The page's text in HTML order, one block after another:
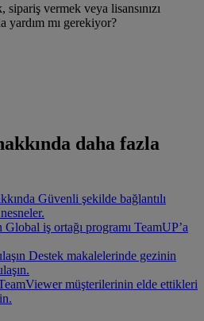
vermek veya lisansınızı
yardım mı gerekiyor?
daha fazla
Güvenli şekilde bağlantılı
Global iş ortağı programı TeamUP’a
Destek makalelerinde gezinin
müşterilerinin elde ettikleri